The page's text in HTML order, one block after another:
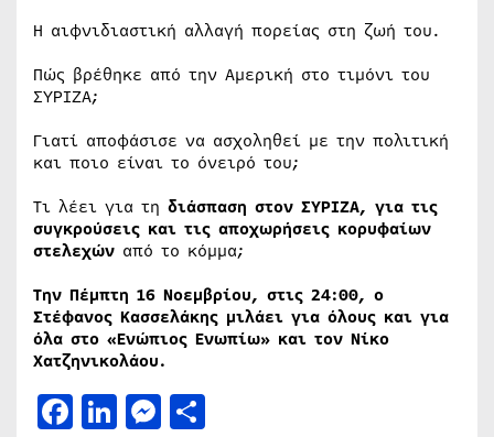
Η αιφνιδιαστική αλλαγή πορείας στη ζωή του.
Πώς βρέθηκε από την Αμερική στο τιμόνι του
ΣΥΡΙΖΑ;
Γιατί αποφάσισε να ασχοληθεί με την πολιτική
και ποιο είναι το όνειρό του;
Τι λέει για τη διάσπαση στον ΣΥΡΙΖΑ, για τις
συγκρούσεις και τις αποχωρήσεις κορυφαίων
στελεχών από το κόμμα;
Την Πέμπτη 16 Νοεμβρίου, στις 24:00, ο
Στέφανος Κασσελάκης μιλάει για όλους και για
όλα στο «Ενώπιος Ενωπίω» και τον Νίκο
Χατζηνικολάου.
Facebook
LinkedIn
Messenger